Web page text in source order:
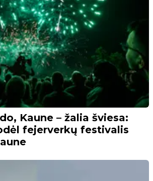
Kaune – žalia šviesa:
fejerverkų festivalis